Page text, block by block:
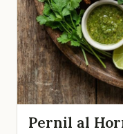
Pernil al